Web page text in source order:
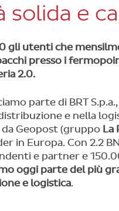
solida e
gli utenti che
presso i
2.0.
parte di BRT
e nella
Geopost (gruppo La
in Europa. Con 2.2
e partner e
oggi parte del più
e logistica.